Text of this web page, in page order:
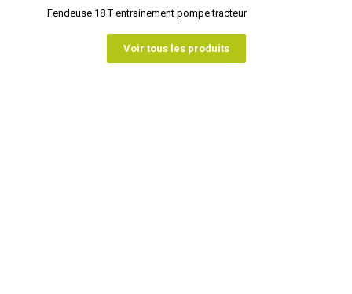
Fendeuse 18 T entrainement pompe tracteur
Voir tous les produits